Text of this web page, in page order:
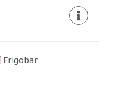
Frigobar